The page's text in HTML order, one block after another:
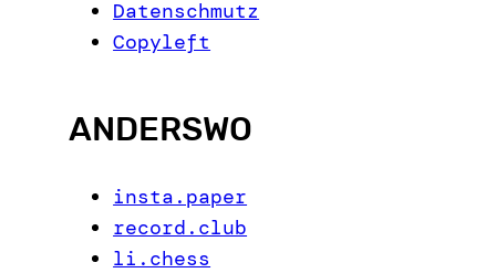
Datenschmutz
Copyleft
ANDERSWO
insta.paper
record.club
li.chess